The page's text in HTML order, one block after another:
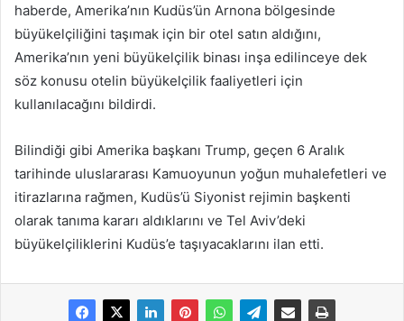
haberde, Amerika’nın Kudüs’ün Arnona bölgesinde
büyükelçiliğini taşımak için bir otel satın aldığını,
Amerika’nın yeni büyükelçilik binası inşa edilinceye dek
söz konusu otelin büyükelçilik faaliyetleri için
kullanılacağını bildirdi.
Bilindiği gibi Amerika başkanı Trump, geçen 6 Aralık
tarihinde uluslararası Kamuoyunun yoğun muhalefetleri ve
itirazlarına rağmen, Kudüs’ü Siyonist rejimin başkenti
olarak tanıma kararı aldıklarını ve Tel Aviv’deki
büyükelçiliklerini Kudüs’e taşıyacaklarını ilan etti.